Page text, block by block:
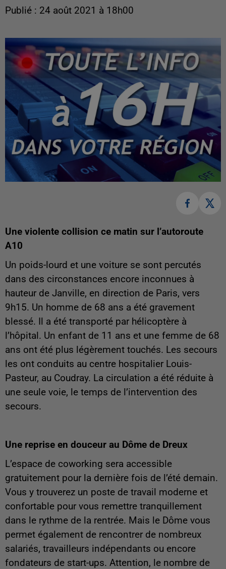
Publié : 24 août 2021 à 18h00
Une violente collision ce matin sur l’autoroute
A10
Un poids-lourd et une voiture se sont percutés
dans des circonstances encore inconnues à
hauteur de Janville, en direction de Paris, vers
9h15. Un homme de 68 ans a été gravement
blessé. Il a été transporté par hélicoptère à
l’hôpital. Un enfant de 11 ans et une femme de 68
ans ont été plus légèrement touchés. Les secours
les ont conduits au centre hospitalier Louis-
Pasteur, au Coudray. La circulation a été réduite à
une seule voie, le temps de l’intervention des
secours.
Une reprise en douceur au Dôme de Dreux
L’espace de coworking sera accessible
gratuitement pour la dernière fois de l’été demain.
Vous y trouverez un poste de travail moderne et
confortable pour vous remettre tranquillement
dans le rythme de la rentrée. Mais le Dôme vous
permet également de rencontrer de nombreux
salariés, travailleurs indépendants ou encore
fondateurs de start-ups. Attention, le nombre de